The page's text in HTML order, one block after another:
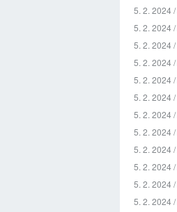
5. 2. 2024 /
5. 2. 2024 /
5. 2. 2024 /
5. 2. 2024 /
5. 2. 2024 /
5. 2. 2024 /
5. 2. 2024 /
5. 2. 2024 /
5. 2. 2024 /
5. 2. 2024 /
5. 2. 2024 /
5. 2. 2024 /